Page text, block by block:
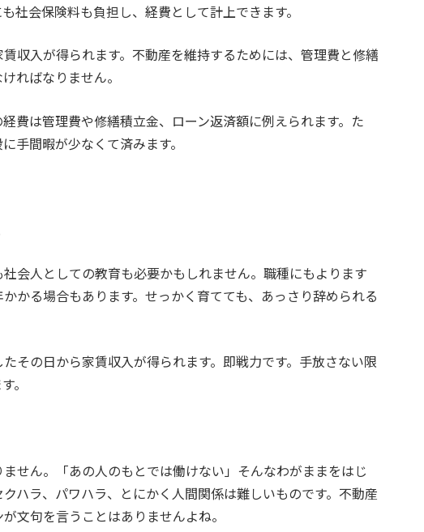
社会保険料も負担し、経費として計上できます。
収入が得られます。不動産を維持するためには、管理費と修繕
ればなりません。
費は管理費や修繕積立金、ローン返済額に例えられます。た
手間暇が少なくて済みます。
会人としての教育も必要かもしれません。職種にもよります
かる場合もあります。せっかく育てても、あっさり辞められる
その日から家賃収入が得られます。即戦力です。手放さない限
。
せん。「あの人のもとでは働けない」そんなわがままをはじ
ハラ、パワハラ、とにかく人間関係は難しいものです。不動産
文句を言うことはありませんよね。